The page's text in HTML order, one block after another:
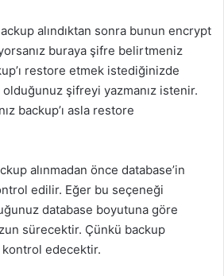
alındıktan sonra bunun encrypt
buraya şifre belirtmeniz
restore etmek istediğinizde
şifreyi yazmanız istenir.
backup’ı asla restore
alınmadan önce database’in
edilir. Eğer bu seçeneği
database boyutuna göre
sürecektir. Çünkü backup
kontrol edecektir.